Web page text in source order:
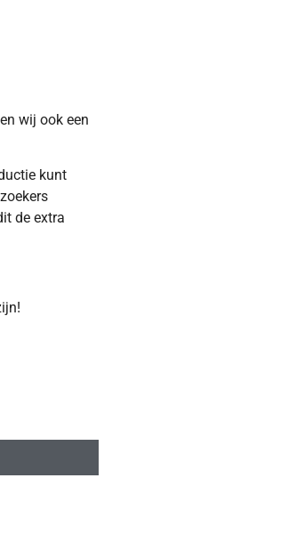
wij ook een
kunt
de extra